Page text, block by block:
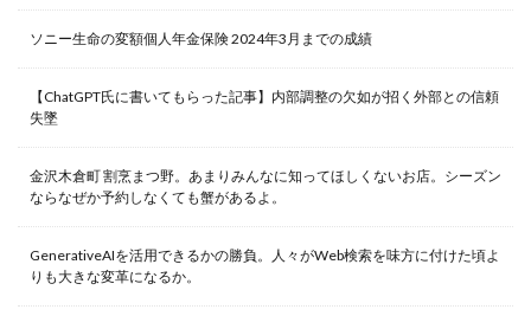
ソニー生命の変額個人年金保険 2024年3月までの成績
【ChatGPT氏に書いてもらった記事】内部調整の欠如が招く外部との信頼
失墜
金沢木倉町 割烹まつ野。あまりみんなに知ってほしくないお店。シーズン
ならなぜか予約しなくても蟹があるよ。
GenerativeAIを活用できるかの勝負。人々がWeb検索を味方に付けた頃よ
りも大きな変革になるか。